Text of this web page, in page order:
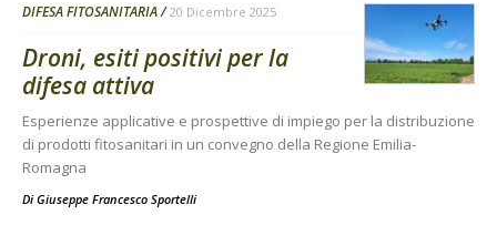
DIFESA FITOSANITARIA 20 Dicembre 2025
Droni, esiti positivi per la
difesa attiva
Esperienze applicative e prospettive di impiego per la distribuzione
di prodotti fitosanitari in un convegno della Regione Emilia-
Romagna
Di Giuseppe Francesco Sportelli